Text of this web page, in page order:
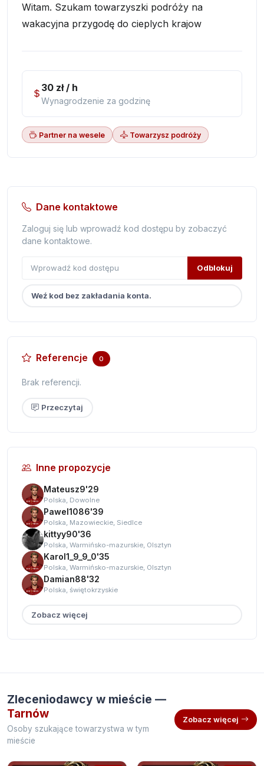
Witam. Szukam towarzyszki podróży na
wakacyjna przygodę do cieplych krajow
30 zł / h
Wynagrodzenie za godzinę
Partner na wesele Towarzysz podróży
Dane kontaktowe
Zaloguj się lub wprowadź kod dostępu by zobaczyć
dane kontaktowe.
Odblokuj
Weź kod bez zakładania konta.
Referencje 0
Brak referencji.
Przeczytaj
Inne propozycje
Mateusz9'29
Polska, Dowolne
Pawel1086'39
Polska, Mazowieckie, Siedlce
kittyy90'36
Polska, Warmińsko-mazurskie, Olsztyn
Karol1_9_9_0'35
Polska, Warmińsko-mazurskie, Olsztyn
Damian88'32
Polska, świętokrzyskie
Zobacz więcej
Zleceniodawcy w mieście —
Tarnów
Osoby szukające towarzystwa w tym
mieście
Zobacz więcej